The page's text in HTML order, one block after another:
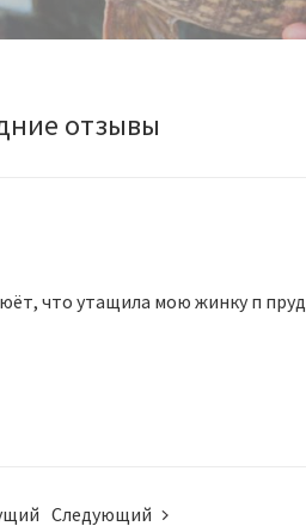
отзывы
что утащила мою жинку п
Следующий